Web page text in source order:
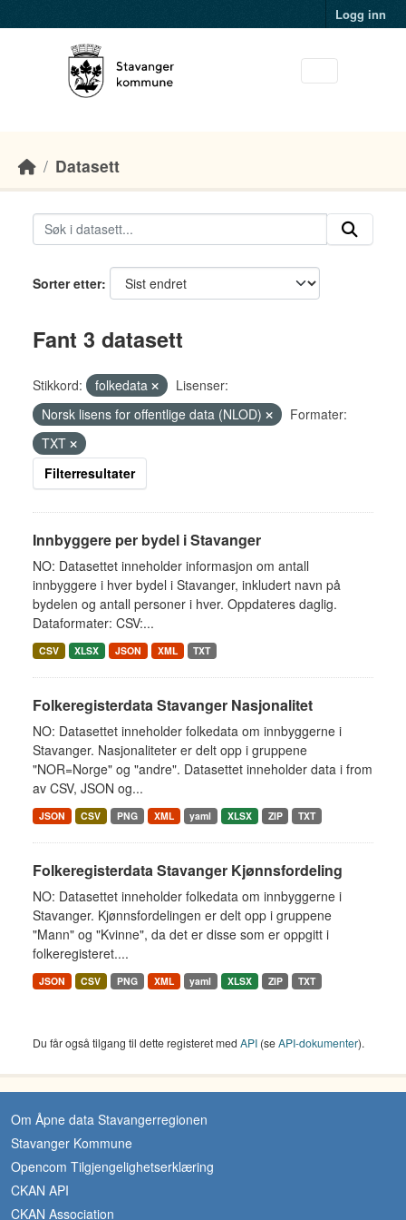
Logg inn
Datasett
Sorter etter
Fant 3 datasett
Stikkord: folkedata
Lisenser:
Norsk lisens for offentlige data (NLOD)
Formater:
TXT
Filterresultater
Innbyggere per bydel i Stavanger
NO: Datasettet inneholder informasjon om antall
innbyggere i hver bydel i Stavanger, inkludert navn på
bydelen og antall personer i hver. Oppdateres daglig.
Dataformater: CSV:...
CSV XLSX JSON XML TXT
Folkeregisterdata Stavanger Nasjonalitet
NO: Datasettet inneholder folkedata om innbyggerne i
Stavanger. Nasjonaliteter er delt opp i gruppene
"NOR=Norge" og "andre". Datasettet inneholder data i from
av CSV, JSON og...
JSON CSV PNG XML yaml XLSX ZIP TXT
Folkeregisterdata Stavanger Kjønnsfordeling
NO: Datasettet inneholder folkedata om innbyggerne i
Stavanger. Kjønnsfordelingen er delt opp i gruppene
"Mann" og "Kvinne", da det er disse som er oppgitt i
folkeregisteret....
JSON CSV PNG XML yaml XLSX ZIP TXT
Du får også tilgang til dette registeret med API (seAPI-dokumenter).
Om Åpne data Stavangerregionen
Stavanger Kommune
Opencom Tilgjengelighetserklæring
CKAN API
CKAN Association